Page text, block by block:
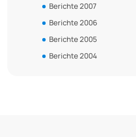
Berichte 2007
Berichte 2006
Berichte 2005
Berichte 2004